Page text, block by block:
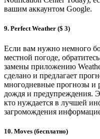
вашим аккаунтом Google.
9. Perfect Weather ($ 3)
Если вам нужно немного
местной погоде,
замены приложению
сделано и предлагает
многодневные прогнозы и
дождя и предупреждения.
кто нуждается в лучшей
загромождения
10. Moves (бесплатно)